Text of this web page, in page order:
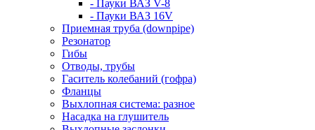
- Пауки ВАЗ V-8
- Пауки ВАЗ 16V
Приемная труба (downpipe)
Резонатор
Гибы
Отводы, трубы
Гаситель колебаний (гофра)
Фланцы
Выхлопная система: разное
Насадка на глушитель